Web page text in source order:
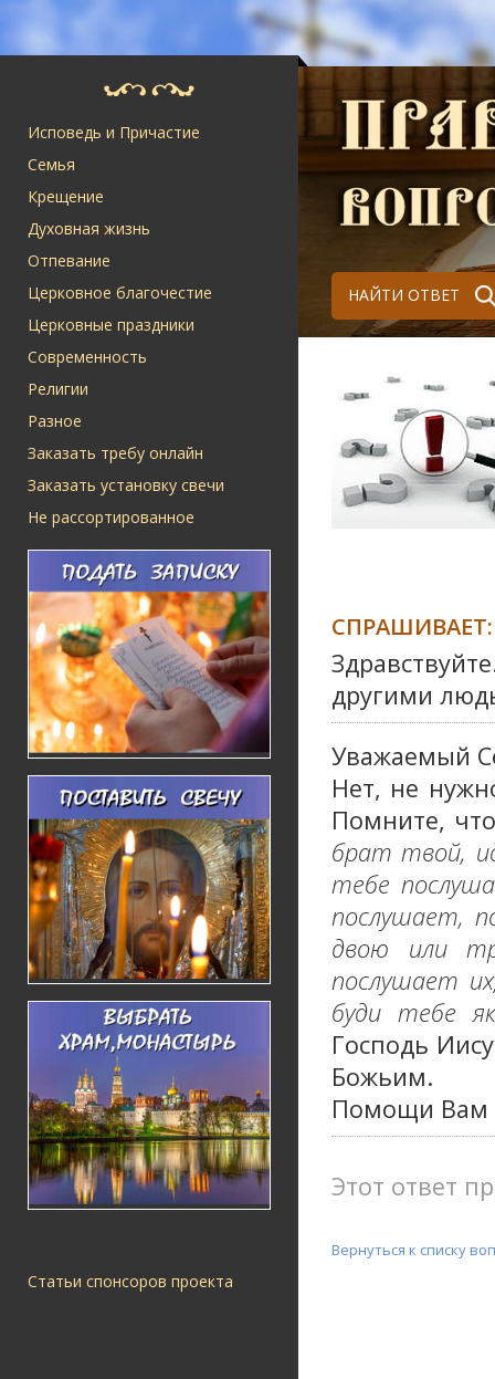
Исповедь и Причастие
Семья
Крещение
Духовная жизнь
Отпевание
Церковное благочестие
Церковные праздники
Современность
Религии
Разное
Заказать требу онлайн
Заказать установку свечи
Не рассортированное
Статьи спонсоров проекта
НАЙТИ ОТВЕТ
СПРАШИВАЕТ:
другими
Уважаемый
Нет, не
Помните,
брат твой,
тебе
послушает,
двою или
послушает
буди тебе
Господь
Божьим.
Помощи Вам
Этот ответ
Вернуться к списку